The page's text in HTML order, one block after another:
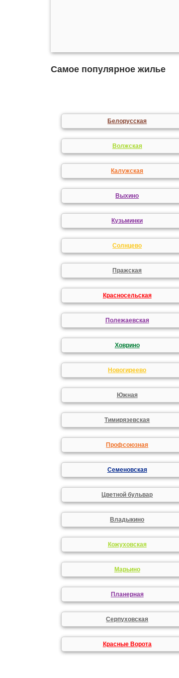
Самое популярное жилье
Белорусская
Волжская
Калужская
Выхино
Кузьминки
Солнцево
Пражская
Красносельская
Полежаевская
Ховрино
Новогиреево
Южная
Тимирязевская
Профсоюзная
Семеновская
Цветной бульвар
Владыкино
Кожуховская
Марьино
Планерная
Серпуховская
Красные Ворота